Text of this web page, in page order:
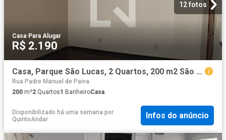
12 fotos
Casa· Para Alugar
R$ 2.190
Casa, Parque São Lucas, 2 Quartos, 200 m2 São Paulo
Rua Padre Manuel de Paiva
200 m²2 Quartos1 BanheiroCasa
Disponibilizado há uma semana por
QuintoAndar
Infos do anúncio